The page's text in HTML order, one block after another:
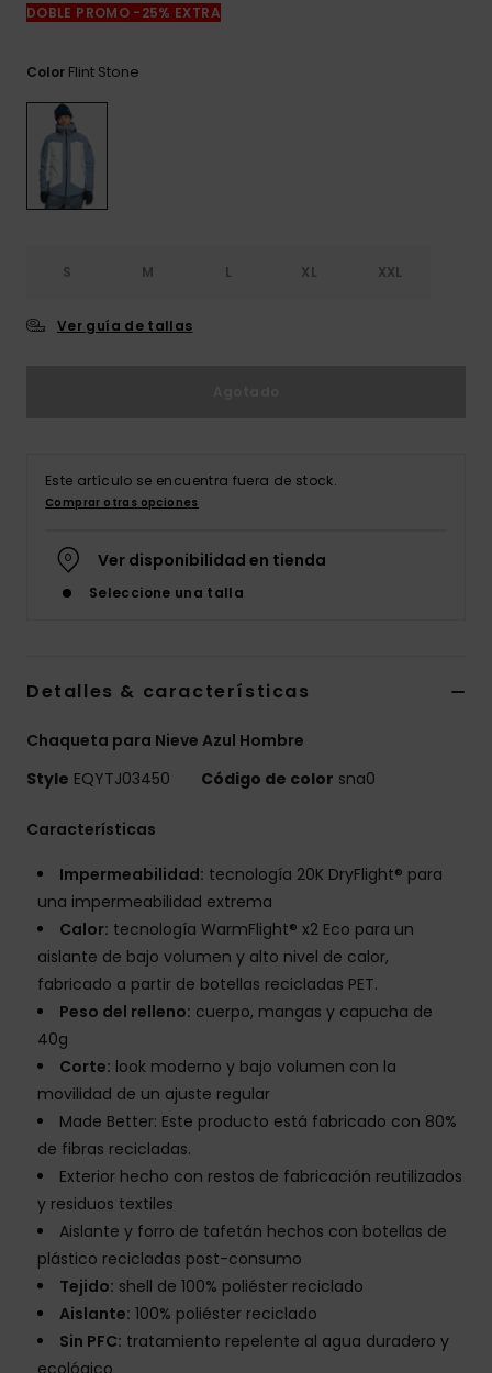
Consultar
DOBLE PROMO -25% EXTRA
Color Flint Stone
S M L XL XXL
Ver guía de tallas
Este artículo se encuentra fuera de stock.
Comprar otras opciones
Ver disponibilidad en tienda
Seleccione una talla
Detalles & características
Chaqueta para Nieve Azul Hombre
Style EQYTJ03450 Código de color sna0
Características
Impermeabilidad: tecnología 20K DryFlight® para
una impermeabilidad extrema
Calor: tecnología WarmFlight® x2 Eco para un
aislante de bajo volumen y alto nivel de calor,
fabricado a partir de botellas recicladas PET.
Peso del relleno: cuerpo, mangas y capucha de
40g
Corte: look moderno y bajo volumen con la
movilidad de un ajuste regular
Made Better: Este producto está fabricado con 80%
de fibras recicladas.
Exterior hecho con restos de fabricación reutilizados
y residuos textiles
Aislante y forro de tafetán hechos con botellas de
plástico recicladas post-consumo
Tejido: shell de 100% poliéster reciclado
Aislante: 100% poliéster reciclado
Sin PFC: tratamiento repelente al agua duradero y